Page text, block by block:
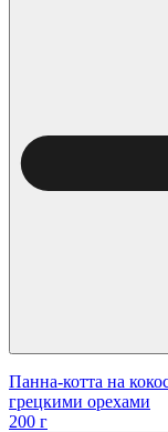
Панна-котта на
грецкими орехами
200 г